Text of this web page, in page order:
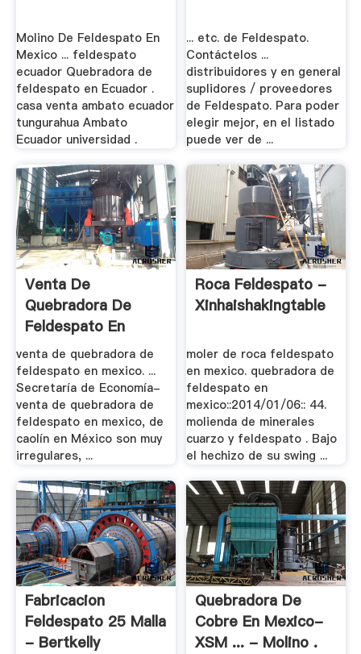
Molino De Feldespato En
Mexico ... feldespato
ecuador Quebradora de
feldespato en Ecuador .
casa venta ambato ecuador
tungurahua Ambato
Ecuador universidad .
... etc. de Feldespato.
Contáctelos ...
distribuidores y en general
suplidores / proveedores
de Feldespato. Para poder
elegir mejor, en el listado
puede ver de ...
Venta De
Quebradora De
Feldespato En
Mexico - .
venta de quebradora de
feldespato en mexico. ...
Secretaría de Economía-
venta de quebradora de
feldespato en mexico, de
caolín en México son muy
irregulares, ...
Roca Feldespato -
Xinhaishakingtable
moler de roca feldespato
en mexico. quebradora de
feldespato en
mexico::2014/01/06:: 44.
molienda de minerales
cuarzo y feldespato . Bajo
el hechizo de su swing ...
Fabricacion
Feldespato 25 Malla
- Bertkelly
Quebradora De
Cobre En Mexico-
XSM ... - Molino .